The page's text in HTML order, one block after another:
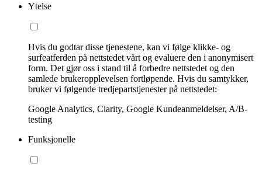
Ytelse
Hvis du godtar disse tjenestene, kan vi følge klikke- og
surfeatferden på nettstedet vårt og evaluere den i anonymisert
form. Det gjør oss i stand til å forbedre nettstedet og den
samlede brukeropplevelsen fortløpende. Hvis du samtykker,
bruker vi følgende tredjepartstjenester på nettstedet:
Google Analytics, Clarity, Google Kundeanmeldelser, A/B-
testing
Funksjonelle